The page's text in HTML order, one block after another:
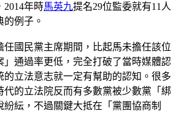
2014年時馬英九提名29位監委就有11人
例子。
任國民黨主席期間，比起馬未擔任該位
」通過率更低，完全打破了當時媒體認
的立法意志就一定有幫助的認知。很多
代的立法院反而有多數黨被少數黨「綁
紜，不過關鍵大抵在「黨團協商制